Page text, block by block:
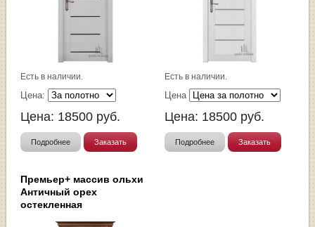
Есть в наличии.
Цена:
Цена: 18500 руб.
Подробнее Заказать
Есть в наличии.
Цена
Цена: 18500 руб.
Подробнее Заказать
Премьер+ массив ольхи
Античный орех
остекленная